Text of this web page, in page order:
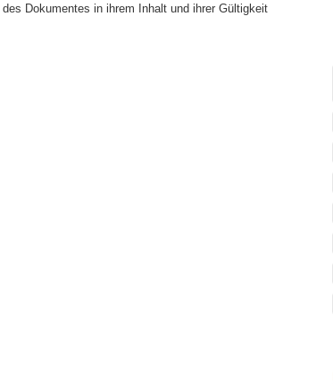
Dokumentes in ihrem Inhalt und ihrer Gültigkeit